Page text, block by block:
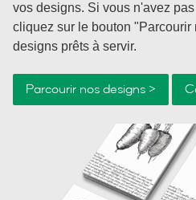
vos designs. Si vous n'avez
cliquez sur le bouton
designs prêts à servir.
Parcourir nos designs >